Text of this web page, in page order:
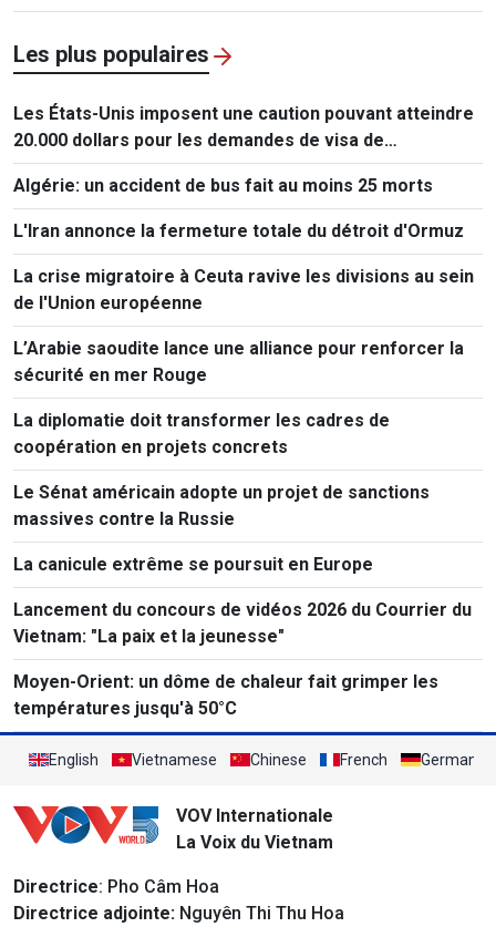
Les plus populaires
Les États-Unis imposent une caution pouvant atteindre
20.000 dollars pour les demandes de visa de
ressortissants de 50 pays
Algérie: un accident de bus fait au moins 25 morts
L'Iran annonce la fermeture totale du détroit d'Ormuz
La crise migratoire à Ceuta ravive les divisions au sein
de l'Union européenne
L’Arabie saoudite lance une alliance pour renforcer la
sécurité en mer Rouge
La diplomatie doit transformer les cadres de
coopération en projets concrets
Le Sénat américain adopte un projet de sanctions
massives contre la Russie
La canicule extrême se poursuit en Europe
Lancement du concours de vidéos 2026 du Courrier du
Vietnam: "La paix et la jeunesse"
Moyen-Orient: un dôme de chaleur fait grimper les
températures jusqu'à 50°C
English Vietnamese Chinese French German
VOV Internationale
La Voix du Vietnam
Directrice: Pho Câm Hoa
Directrice adjointe: Nguyên Thi Thu Hoa